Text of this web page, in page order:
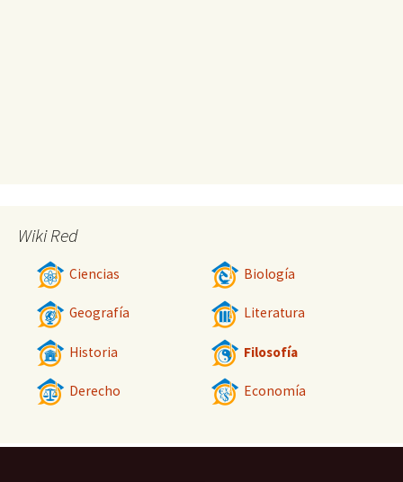
Wiki Red
Ciencias Biología
Geografía Literatura
Historia Filosofía
Derecho Economía